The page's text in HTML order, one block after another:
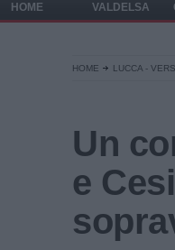
HOME
VALDELSA
HOME LUCCA -
Un
e